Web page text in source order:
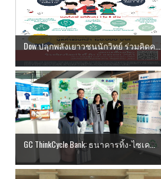
Dow ปลุกพลังเยาวชนนักวิทย์ ร่วมคิดค...
GC ThinkCycle Bank: ธนาคารทิ้ง-ไซเค...